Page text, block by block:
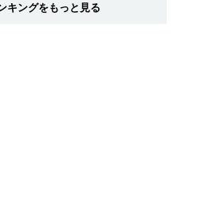
キングをもっと見る